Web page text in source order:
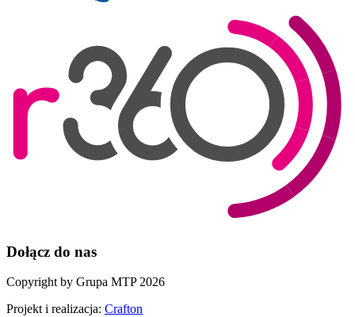
Dołącz do nas
Copyright by Grupa MTP 2026
Projekt i realizacja: Crafton